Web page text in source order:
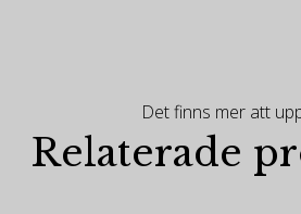
Det finns mer att
Relaterade